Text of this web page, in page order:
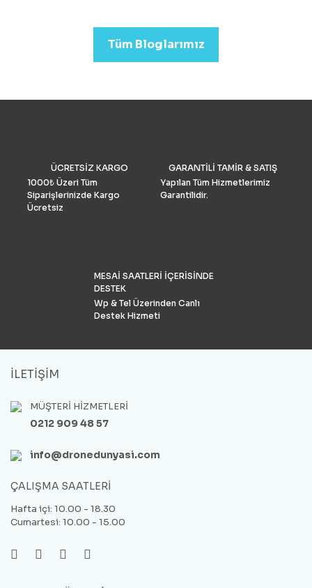
emlak)sektörleri için
Drone Fiyatları oldukça
grubu Drone Industry
tarafından FAA drone
numaralarının analizine
Tüm Bloglarımız
ÜCRETSİZ KARGO
1000₺ Üzeri Tüm
Siparişlerinizde Kargo
Ücretsiz
GARANTİLİ TAMİR & SATIŞ
Yapılan Tüm Hizmetlerimiz
Garantilidir.
MESAİ SAATLERİ İÇERİSİNDE
DESTEK
Wp & Tel Üzerinden Canlı
Destek Hizmeti
İLETİŞİM
MÜŞTERİ HİZMETLERİ
0212 909 48 57
info@dronedunyasi.com
ÇALIŞMA SAATLERİ
Hafta içi: 10.00 - 18.30
Cumartesi: 10.00 - 15.00